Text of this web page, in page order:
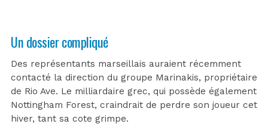
Un dossier compliqué
Des représentants marseillais auraient récemment
contacté la direction du groupe Marinakis, propriétaire
de Rio Ave. Le milliardaire grec, qui possède également
Nottingham Forest, craindrait de perdre son joueur cet
hiver, tant sa cote grimpe.